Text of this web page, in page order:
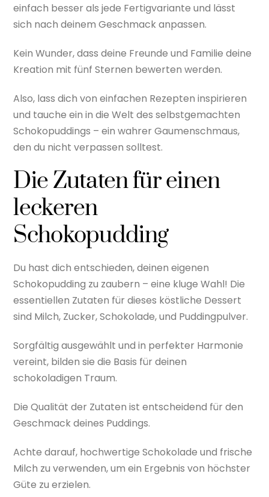
einfach besser als jede Fertigvariante und lässt
sich nach deinem Geschmack anpassen.
Kein Wunder, dass deine Freunde und Familie deine
Kreation mit fünf Sternen bewerten werden.
Also, lass dich von einfachen Rezepten inspirieren
und tauche ein in die Welt des selbstgemachten
Schokopuddings – ein wahrer Gaumenschmaus,
den du nicht verpassen solltest.
Die Zutaten für einen
leckeren
Schokopudding
Du hast dich entschieden, deinen eigenen
Schokopudding zu zaubern – eine kluge Wahl! Die
essentiellen Zutaten für dieses köstliche Dessert
sind Milch, Zucker, Schokolade, und Puddingpulver.
Sorgfältig ausgewählt und in perfekter Harmonie
vereint, bilden sie die Basis für deinen
schokoladigen Traum.
Die Qualität der Zutaten ist entscheidend für den
Geschmack deines Puddings.
Achte darauf, hochwertige Schokolade und frische
Milch zu verwenden, um ein Ergebnis von höchster
Güte zu erzielen.